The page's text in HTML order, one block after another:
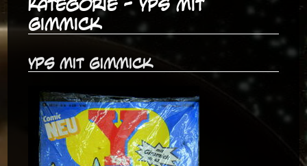
Kategorie - Yps mit
Gimmick
Yps mit Gimmick